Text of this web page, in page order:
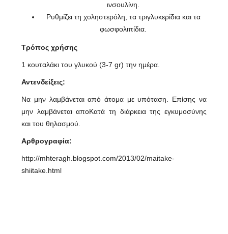
ινσουλίνη.
Ρυθμίζει τη χοληστερόλη, τα τριγλυκερίδια και τα
φωσφολιπίδια.
Τρόπος χρήσης
1 κουταλάκι του γλυκού (3-7 gr) την ημέρα.
Αντενδείξεις:
Να μην λαμβάνεται από άτομα με υπόταση. Επίσης να
μην λαμβάνεται αποΚατά τη διάρκεια της εγκυμοσύνης
και του θηλασμού.
Αρθρογραφία:
http://mhteragh.blogspot.com/2013/02/maitake-
shiitake.html